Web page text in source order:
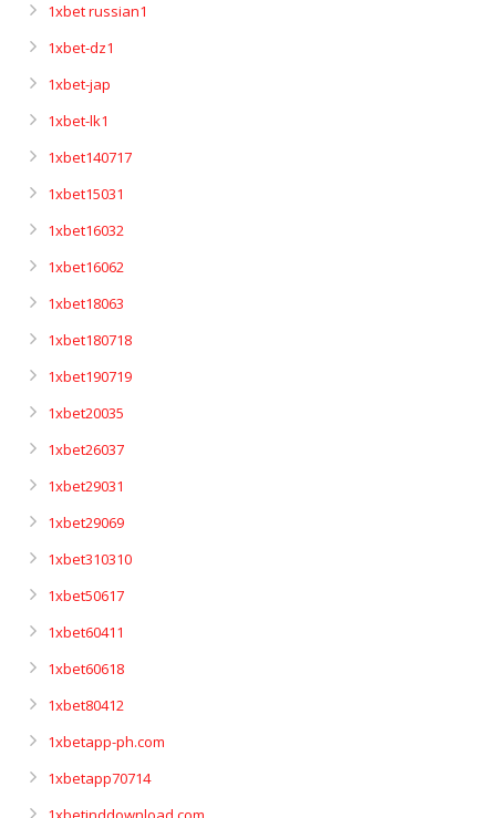
1xbet russian1
1xbet-dz1
1xbet-jap
1xbet-lk1
1xbet140717
1xbet15031
1xbet16032
1xbet16062
1xbet18063
1xbet180718
1xbet190719
1xbet20035
1xbet26037
1xbet29031
1xbet29069
1xbet310310
1xbet50617
1xbet60411
1xbet60618
1xbet80412
1xbetapp-ph.com
1xbetapp70714